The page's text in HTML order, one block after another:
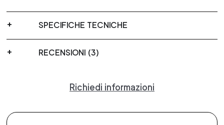
SPECIFICHE TECNICHE
RECENSIONI (3)
Richiedi informazioni